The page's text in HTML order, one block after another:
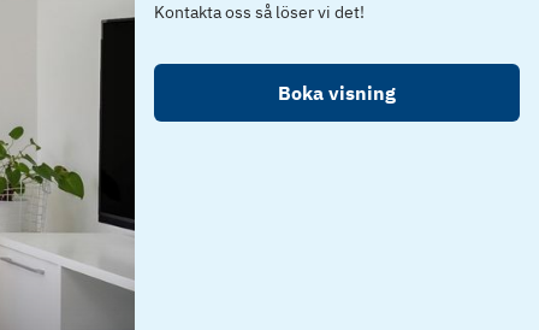
Kontakta oss så löser vi det!
Boka visning